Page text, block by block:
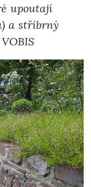
upoutají
a stříbrný